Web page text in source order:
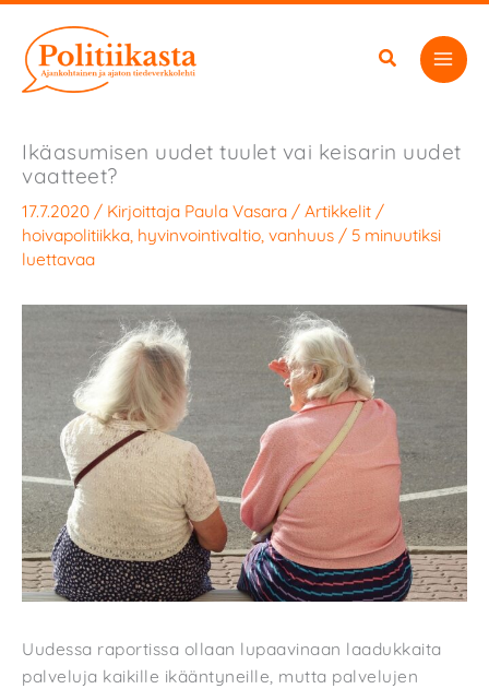
sisältöön
Ikäasumisen uudet tuulet vai keisarin uudet
vaatteet?
17.7.2020 / Kirjoittaja Paula Vasara / Artikkelit /
hoivapolitiikka hyvinvointivaltio vanhuus / 5 minuutiksi
luettavaa
Uudessa raportissa ollaan lupaavinaan laadukkaita
palveluja kaikille ikääntyneille, mutta palvelujen